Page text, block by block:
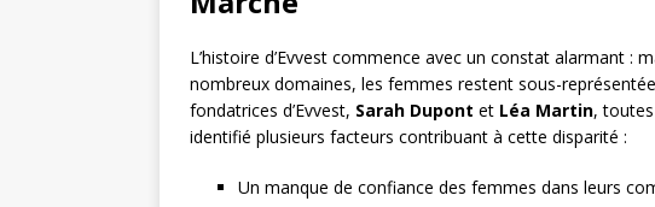
L’histoire d’Evvest commence avec un constat alarmant :
nombreux domaines, les femmes restent sous-
fondatrices d’Evvest, Sarah Dupont et Léa Martin,
identifié plusieurs facteurs contribuant à cette disparité :
Un manque de confiance des femmes dans leurs